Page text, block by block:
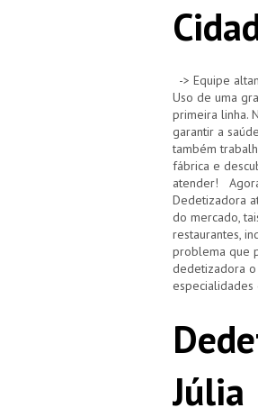
-> Equipe
Uso de uma
primeira linha.
garantir a
também
fábrica e
atender!
Dedetizadora
do mercado,
restaurantes,
problema que
dedetizadora
Júlia